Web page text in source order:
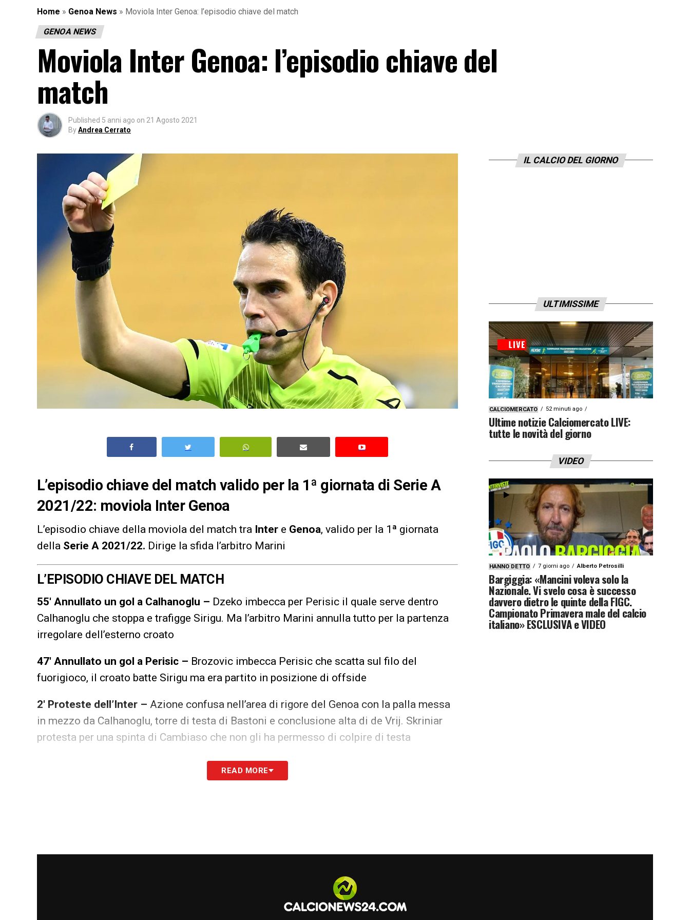
Home » Genoa News » Moviola Inter Genoa: l’episodio chiave del match
GENOA NEWS
Moviola Inter Genoa: l’episodio chiave del
match
Published 5 anni ago on 21 Agosto 2021
ByAndrea Cerrato
L’episodio chiave del match valido per la 1ª giornata di Serie A
2021/22: moviola Inter Genoa
L’episodio chiave della moviola del match tra Inter e Genoa, valido per la 1ª giornata
della Serie A 2021/22. Dirige la sfida l’arbitro Marini
L’EPISODIO CHIAVE DEL MATCH
55′ Annullato un gol a Calhanoglu – Dzeko imbecca per Perisic il quale serve dentro
Calhanoglu che stoppa e trafigge Sirigu. Ma l’arbitro Marini annulla tutto per la partenza
irregolare dell’esterno croato
47′ Annullato un gol a Perisic – Brozovic imbecca Perisic che scatta sul filo del
fuorigioco, il croato batte Sirigu ma era partito in posizione di offside
2′ Proteste dell’Inter – Azione confusa nell’area di rigore del Genoa con la palla messa
in mezzo da Calhanoglu, torre di testa di Bastoni e conclusione alta di de Vrij. Skriniar
protesta per una spinta di Cambiaso che non gli ha permesso di colpire di testa
LA PLAYLIST DELLE NOSTRE TOP NEWSREAD MORE
IL CALCIO DEL GIORNO
ULTIMISSIME
CALCIOMERCATO 52 minuti ago
Ultime notizie Calciomercato LIVE:
tutte le novità del giorno
VIDEO
HANNO DETTO 7 giorni ago Alberto Petrosilli
Bargiggia: «Mancini voleva solo la
Nazionale. Vi svelo cosa è successo
davvero dietro le quinte della FIGC.
Campionato Primavera male del calcio
italiano» ESCLUSIVA e VIDEO